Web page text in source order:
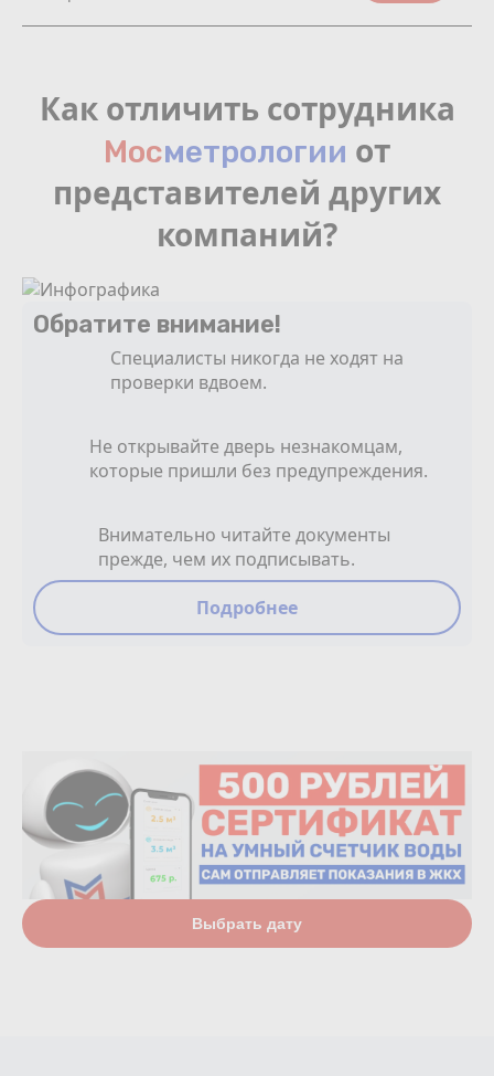
Как отличить сотрудника
Мосмeтрологии от
представителей других
компаний?
Обратите внимание!
Специалисты никогда не ходят на
проверки вдвоем.
Не открывайте дверь незнакомцам,
которые пришли без предупреждения.
Внимательно читайте документы
прежде, чем их подписывать.
Подробнее
Выбрать дату